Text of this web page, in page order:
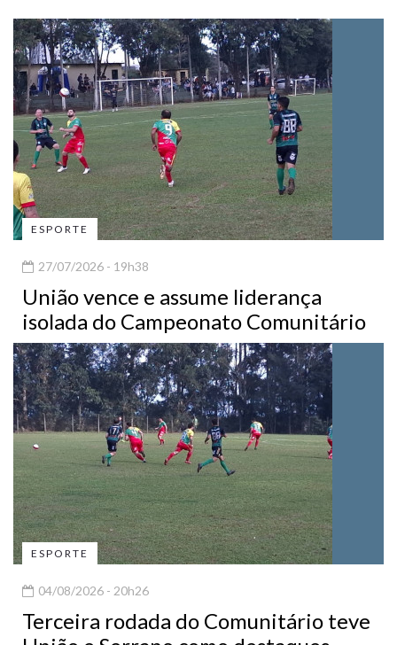
ESPORTE
27/07/2026 - 19h38
União vence e assume liderança
isolada do Campeonato Comunitário
ESPORTE
04/08/2026 - 20h26
Terceira rodada do Comunitário teve